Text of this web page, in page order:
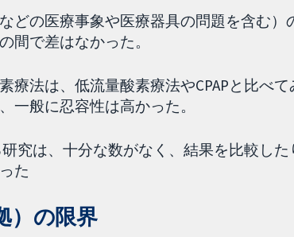
どの医療事象や医療器具の問題を含む）
間で差はなかった。
療法は、低流量酸素療法やCPAPと比べ
一般に忍容性は高かった。
究は、十分な数がなく、結果を比較した
た
）の限界